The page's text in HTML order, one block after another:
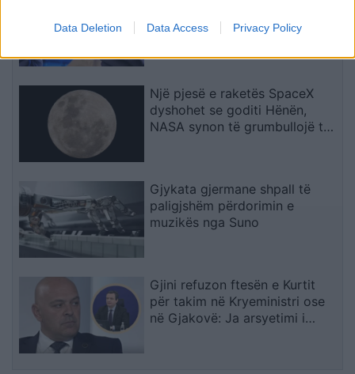
Data Deletion Data Access Privacy Policy
ekzistojnë në natyrë
Një pjesë e raketës SpaceX
dyshohet se goditi Hënën,
NASA synon të grumbullojë të
Gjykata gjermane shpall të
paligjshëm përdorimin e
muzikës nga Suno
Gjini refuzon ftesën e Kurtit
për takim në Kryeministri ose
në Gjakovë: Ja arsyetimi i